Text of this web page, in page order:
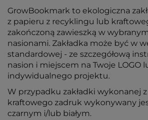
GrowBookmark to ekologiczna
z papieru z recyklingu lub
zakończoną zawieszką w
nasionami. Zakładka może być w
standardowej - ze szczegółową
nasion i miejscem na Twoje LOGO
indywidualnego projektu.
W przypadku zakładki wykonanej
kraftowego zadruk wykonywany
czarnym i/lub białym.